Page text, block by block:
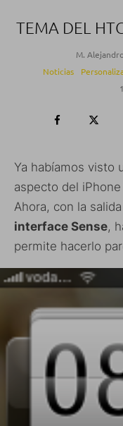
TEMA DEL
M.
Noticias
Ya habíamos visto
aspecto del
Ahora, con la
interface Sense,
permite hacerlo